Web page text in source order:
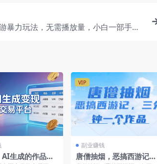
暴力玩法，无需播放量，小白一部手机
AI生成的作品变
VIP
副业赚钱
唐僧抽烟，恶搞西游记，